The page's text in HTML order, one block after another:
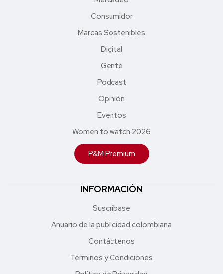
Consumidor
Marcas Sostenibles
Digital
Gente
Podcast
Opinión
Eventos
Women to watch 2026
P&M Premium
INFORMACIÓN
Suscríbase
Anuario de la publicidad colombiana
Contáctenos
Términos y Condiciones